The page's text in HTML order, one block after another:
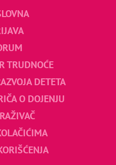
TRUDNOĆE
DETETA
O DOJENJU